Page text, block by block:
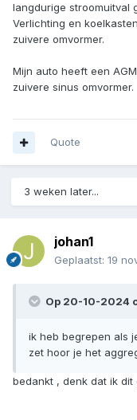
langdurige stroomuitval
Verlichting en
zuivere omvormer.
Mijn auto heeft een
zuivere sinus omvormer.
Quote
3 weken later...
johan1
Geplaatst: 19
Op 20-10-2024
ik heb begrepen als
zet hoor je het
bedankt , denk dat ik dit